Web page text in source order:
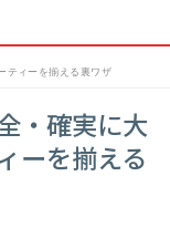
ティーを揃える裏ワザ
・確実に大
ーを揃える